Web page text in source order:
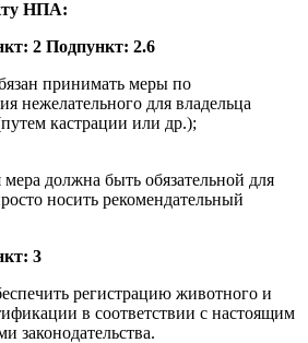
НПА:
2 Подпункт: 2.6
принимать меры по
нежелательного для владельца
кастрации или др.);
мера должна быть обязательной для
носить рекомендательный
3
регистрацию животного и
в соответствии с настоящим
законодательства.